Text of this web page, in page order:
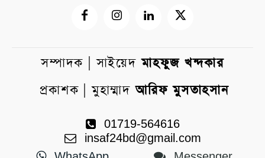
সম্পাদক | সাইয়েদমাহফুজ খন্দকার
প্রকাশক | মুহাম্মাদআরিফ মুসতাহসান
01719-564616
insaf24bd@gmail.com